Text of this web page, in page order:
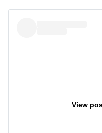
View